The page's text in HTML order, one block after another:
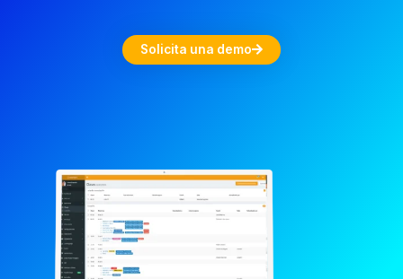
Solicita una demo